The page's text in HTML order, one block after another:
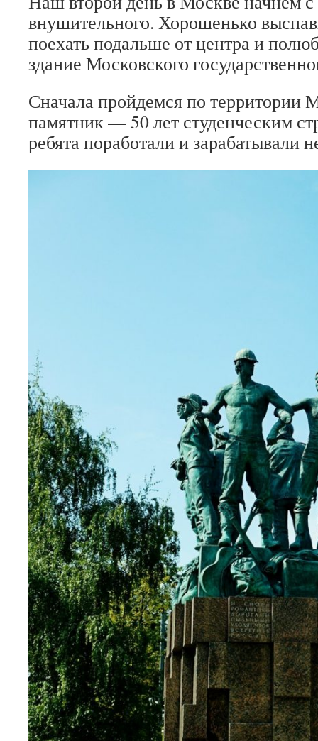
внушительного. Хорошенько
поехать подальше от центра и
здание Московского
Сначала пройдемся по
памятник — 50 лет студенческим
ребята поработали и зарабатывали